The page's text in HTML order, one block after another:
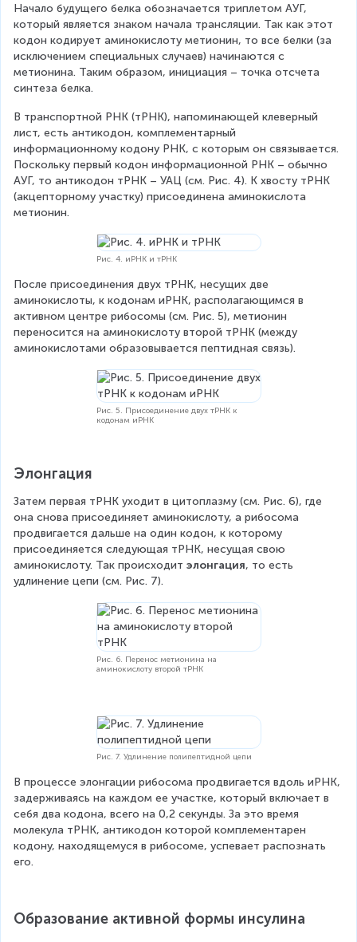
Начало будущего белка обозначается триплетом АУГ,
который является знаком начала трансляции. Так как этот
кодон кодирует аминокислоту метионин, то все белки (за
исключением специальных случаев) начинаются с
метионина. Таким образом, инициация – точка отсчета
синтеза белка.
В транспортной РНК (тРНК), напоминающей клеверный
лист, есть антикодон, комплементарный
информационному кодону РНК, с которым он связывается.
Поскольку первый кодон информационной РНК – обычно
АУГ, то антикодон тРНК – УАЦ (см. Рис. 4). К хвосту тРНК
(акцепторному участку) присоединена аминокислота
метионин.
Рис. 4. иРНК и тРНК
После присоединения двух тРНК, несущих две
аминокислоты, к кодонам иРНК, располагающимся в
активном центре рибосомы (см. Рис. 5), метионин
переносится на аминокислоту второй тРНК (между
аминокислотами образовывается пептидная связь).
Рис. 5. Присоединение двух тРНК к
кодонам иРНК
Элонгация
Затем первая тРНК уходит в цитоплазму (см. Рис. 6), где
она снова присоединяет аминокислоту, а рибосома
продвигается дальше на один кодон, к которому
присоединяется следующая тРНК, несущая свою
аминокислоту. Так происходит элонгация, то есть
удлинение цепи (см. Рис. 7).
Рис. 6. Перенос метионина на
аминокислоту второй тРНК
Рис. 7. Удлинение полипептидной цепи
В процессе элонгации рибосома продвигается вдоль иРНК,
задерживаясь на каждом ее участке, который включает в
себя два кодона, всего на 0,2 секунды. За это время
молекула тРНК, антикодон которой комплементарен
кодону, находящемуся в рибосоме, успевает распознать
его.
Образование активной формы инсулина